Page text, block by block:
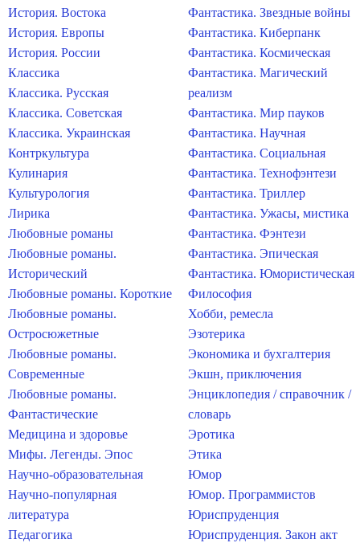
История. Востока
История. Европы
История. России
Классика
Классика. Русская
Классика. Советская
Классика. Украинская
Контркультура
Кулинария
Культурология
Лирика
Любовные романы
Любовные романы.
Исторический
Любовные романы. Короткие
Любовные романы.
Остросюжетные
Любовные романы.
Современные
Любовные романы.
Фантастические
Медицина и здоровье
Мифы. Легенды. Эпос
Научно-образовательная
Научно-популярная
литература
Педагогика
Фантастика. Звездные войны
Фантастика. Киберпанк
Фантастика. Космическая
Фантастика. Магический
реализм
Фантастика. Мир пауков
Фантастика. Научная
Фантастика. Социальная
Фантастика. Технофэнтези
Фантастика. Триллер
Фантастика. Ужасы, мистика
Фантастика. Фэнтези
Фантастика. Эпическая
Фантастика. Юмористическая
Философия
Хобби, ремесла
Эзотерика
Экономика и бухгалтерия
Экшн, приключения
Энциклопедия / справочник /
словарь
Эротика
Этика
Юмор
Юмор. Программистов
Юриспруденция
Юриспруденция. Закон акт